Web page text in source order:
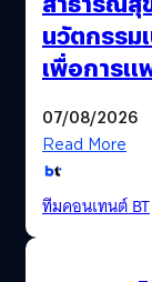
นวัตกรรม
เพื่อการแ
07/08/2026
Read More
ทีมคอนเทนต์ BT